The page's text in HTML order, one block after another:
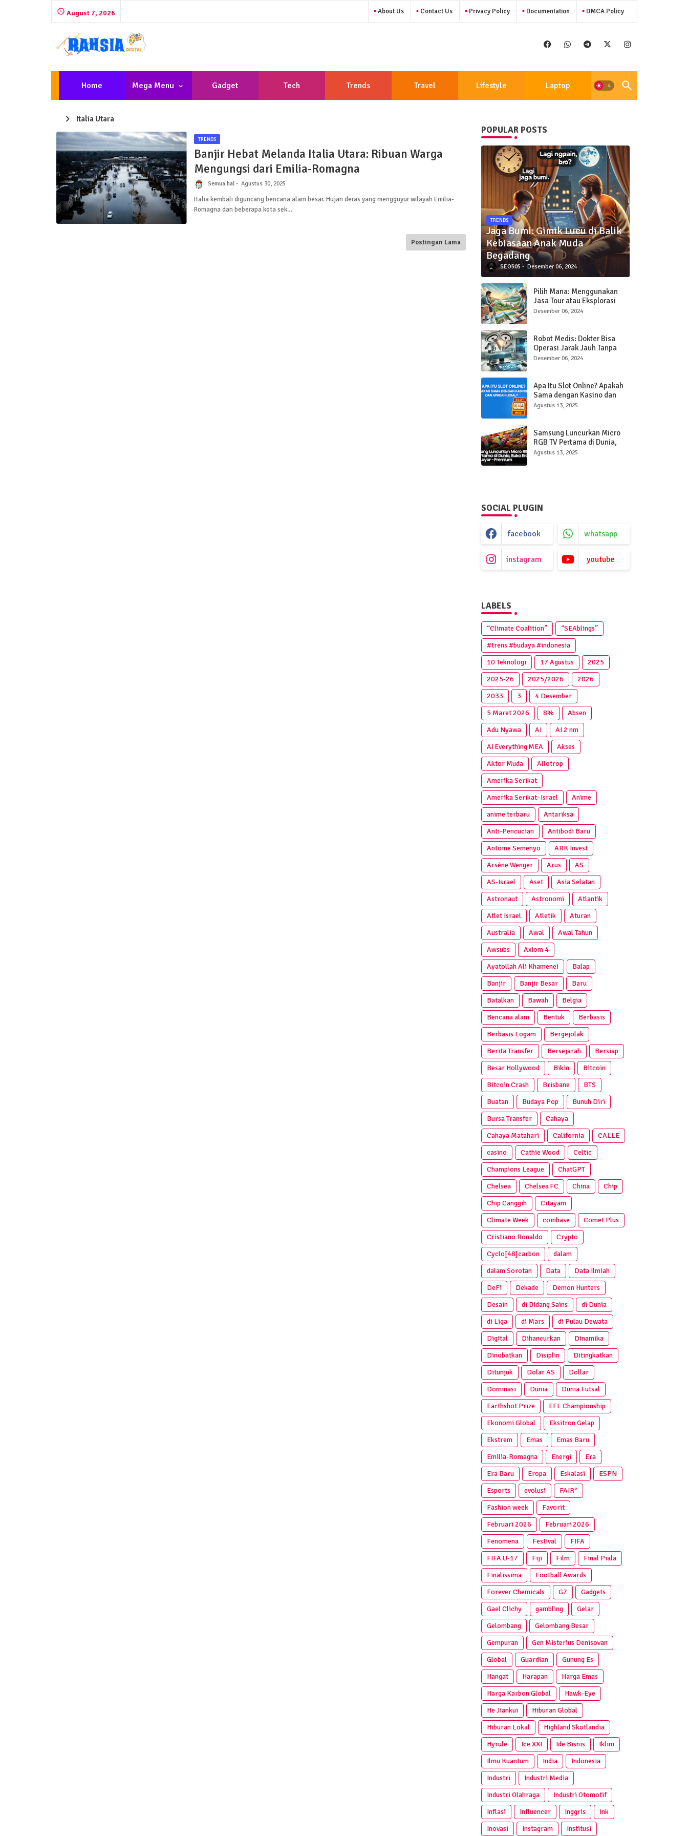
August 7, 2026 About Us Contact Us Privacy Policy Documentation DMCA Policy
Home Mega Menu Gadget Tech Trends Travel Lifestyle Laptop
Italia Utara
TRENDS
Banjir Hebat Melanda Italia Utara: Ribuan Warga
Mengungsi dari Emilia-Romagna
Semua hal Agustus 30, 2025
Italia kembali diguncang bencana alam besar. Hujan deras yang mengguyur wilayah Emilia-
Romagna dan beberapa kota sek…
Postingan Lama
POPULAR POSTS
TRENDS
Jaga Bumi: Gimik Lucu di Balik
Kebiasaan Anak Muda
Begadang
SEO505 Desember 06, 2024
Pilih Mana: Menggunakan
Jasa Tour atau Eksplorasi
Sendiri Saat Traveling?
Desember 06, 2024
Robot Medis: Dokter Bisa
Operasi Jarak Jauh Tanpa
Hadir di Ruangan
Desember 06, 2024
Apa Itu Slot Online? Apakah
Sama dengan Kasino dan
Apakah Legal?
Agustus 13, 2025
Samsung Luncurkan Micro
RGB TV Pertama di Dunia,
Buka Era Baru Layar Ultra-
Agustus 13, 2025
SOCIAL PLUGIN
facebook whatsapp
instagram youtube
LABELS
“Climate Coalition”
“SEAblings”
#trens #budaya #indonesia
10 Teknologi
17 Agustus
2025
2025‑26
2025/2026
2026
2033
3
4 Desember
5 Maret 2026
8%
Absen
Adu Nyawa
AI
AI 2 nm
AI Everything MEA
Akses
Aktor Muda
Allotrop
Amerika Serikat
Amerika Serikat–Israel
Anime
anime terbaru
Antariksa
Anti‑Pencucian
Antibodi Baru
Antoine Semenyo
ARK Invest
Arsène Wenger
Arus
AS
AS-Israel
Aset
Asia Selatan
Astronaut
Astronomi
Atlantik
Atlet Israel
Atletik
Aturan
Australia
Awal
Awal Tahun
Awsubs
Axiom 4
Ayatollah Ali Khamenei
Balap
Banjir
Banjir Besar
Baru
Batalkan
Bawah
Belgia
Bencana alam
Bentuk
Berbasis
Berbasis Logam
Bergejolak
Berita Transfer
Bersejarah
Bersiap
Besar Hollywood
Bikin
Bitcoin
Bitcoin Crash
Brisbane
BTS
Buatan
Budaya Pop
Bunuh Diri
Bursa Transfer
Cahaya
Cahaya Matahari
California
CALLE
casino
Cathie Wood
Celtic
Champions League
ChatGPT
Chelsea
Chelsea FC China
Chip
Chip Canggih
Citayam
Climate Week
coinbase
Comet Plus
Cristiano Ronaldo
Crypto
Cyclo[48]carbon
dalam
dalam Sorotan
Data
Data Ilmiah
DeFi
Dekade
Demon Hunters
Desain
di Bidang Sains
di Dunia
di Liga
di Mars
di Pulau Dewata
Digital
Dihancurkan
Dinamika
Dinobatkan
Disiplin
Ditingkatkan
Ditunjuk
Dolar AS
Dollar
Dominasi
Dunia
Dunia Futsal
Earthshot Prize
EFL Championship
Ekonomi Global
Eksitron Gelap
Ekstrem
Emas
Emas Baru
Emilia-Romagna
Energi
Era
Era Baru
Eropa Eskalasi
ESPN
Esports
evolusi
FAIR²
Fashion week
Favorit
Februari 2026
Februari 2026
Fenomena
Festival
FIFA
FIFA U-17
Fiji Film
Final Piala
Finalissima
Football Awards
Forever Chemicals
G7
Gadgets
Gael Clichy
gambling
Gelar
Gelombang
Gelombang Besar
Gempuran
Gen Misterius Denisovan
Global
Guardian
Gunung Es
Hangat
Harapan
Harga Emas
Harga Karbon Global
Hawk-Eye
He Jiankui
Hiburan Global
Hiburan Lokal
Highland Skotlandia
Hyrule
Ice XXI Ide Bisnis
Iklim
Ilmu Kuantum
India
Indonesia
Industri
Industri Media
Industri Olahraga
Industri Otomotif
Inflasi
Influencer Inggris
Ink
Inovasi
Instagram Institusi